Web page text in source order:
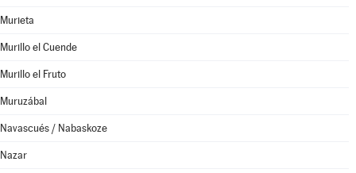
Murieta
Murillo el Cuende
Murillo el Fruto
Muruzábal
Navascués / Nabaskoze
Nazar